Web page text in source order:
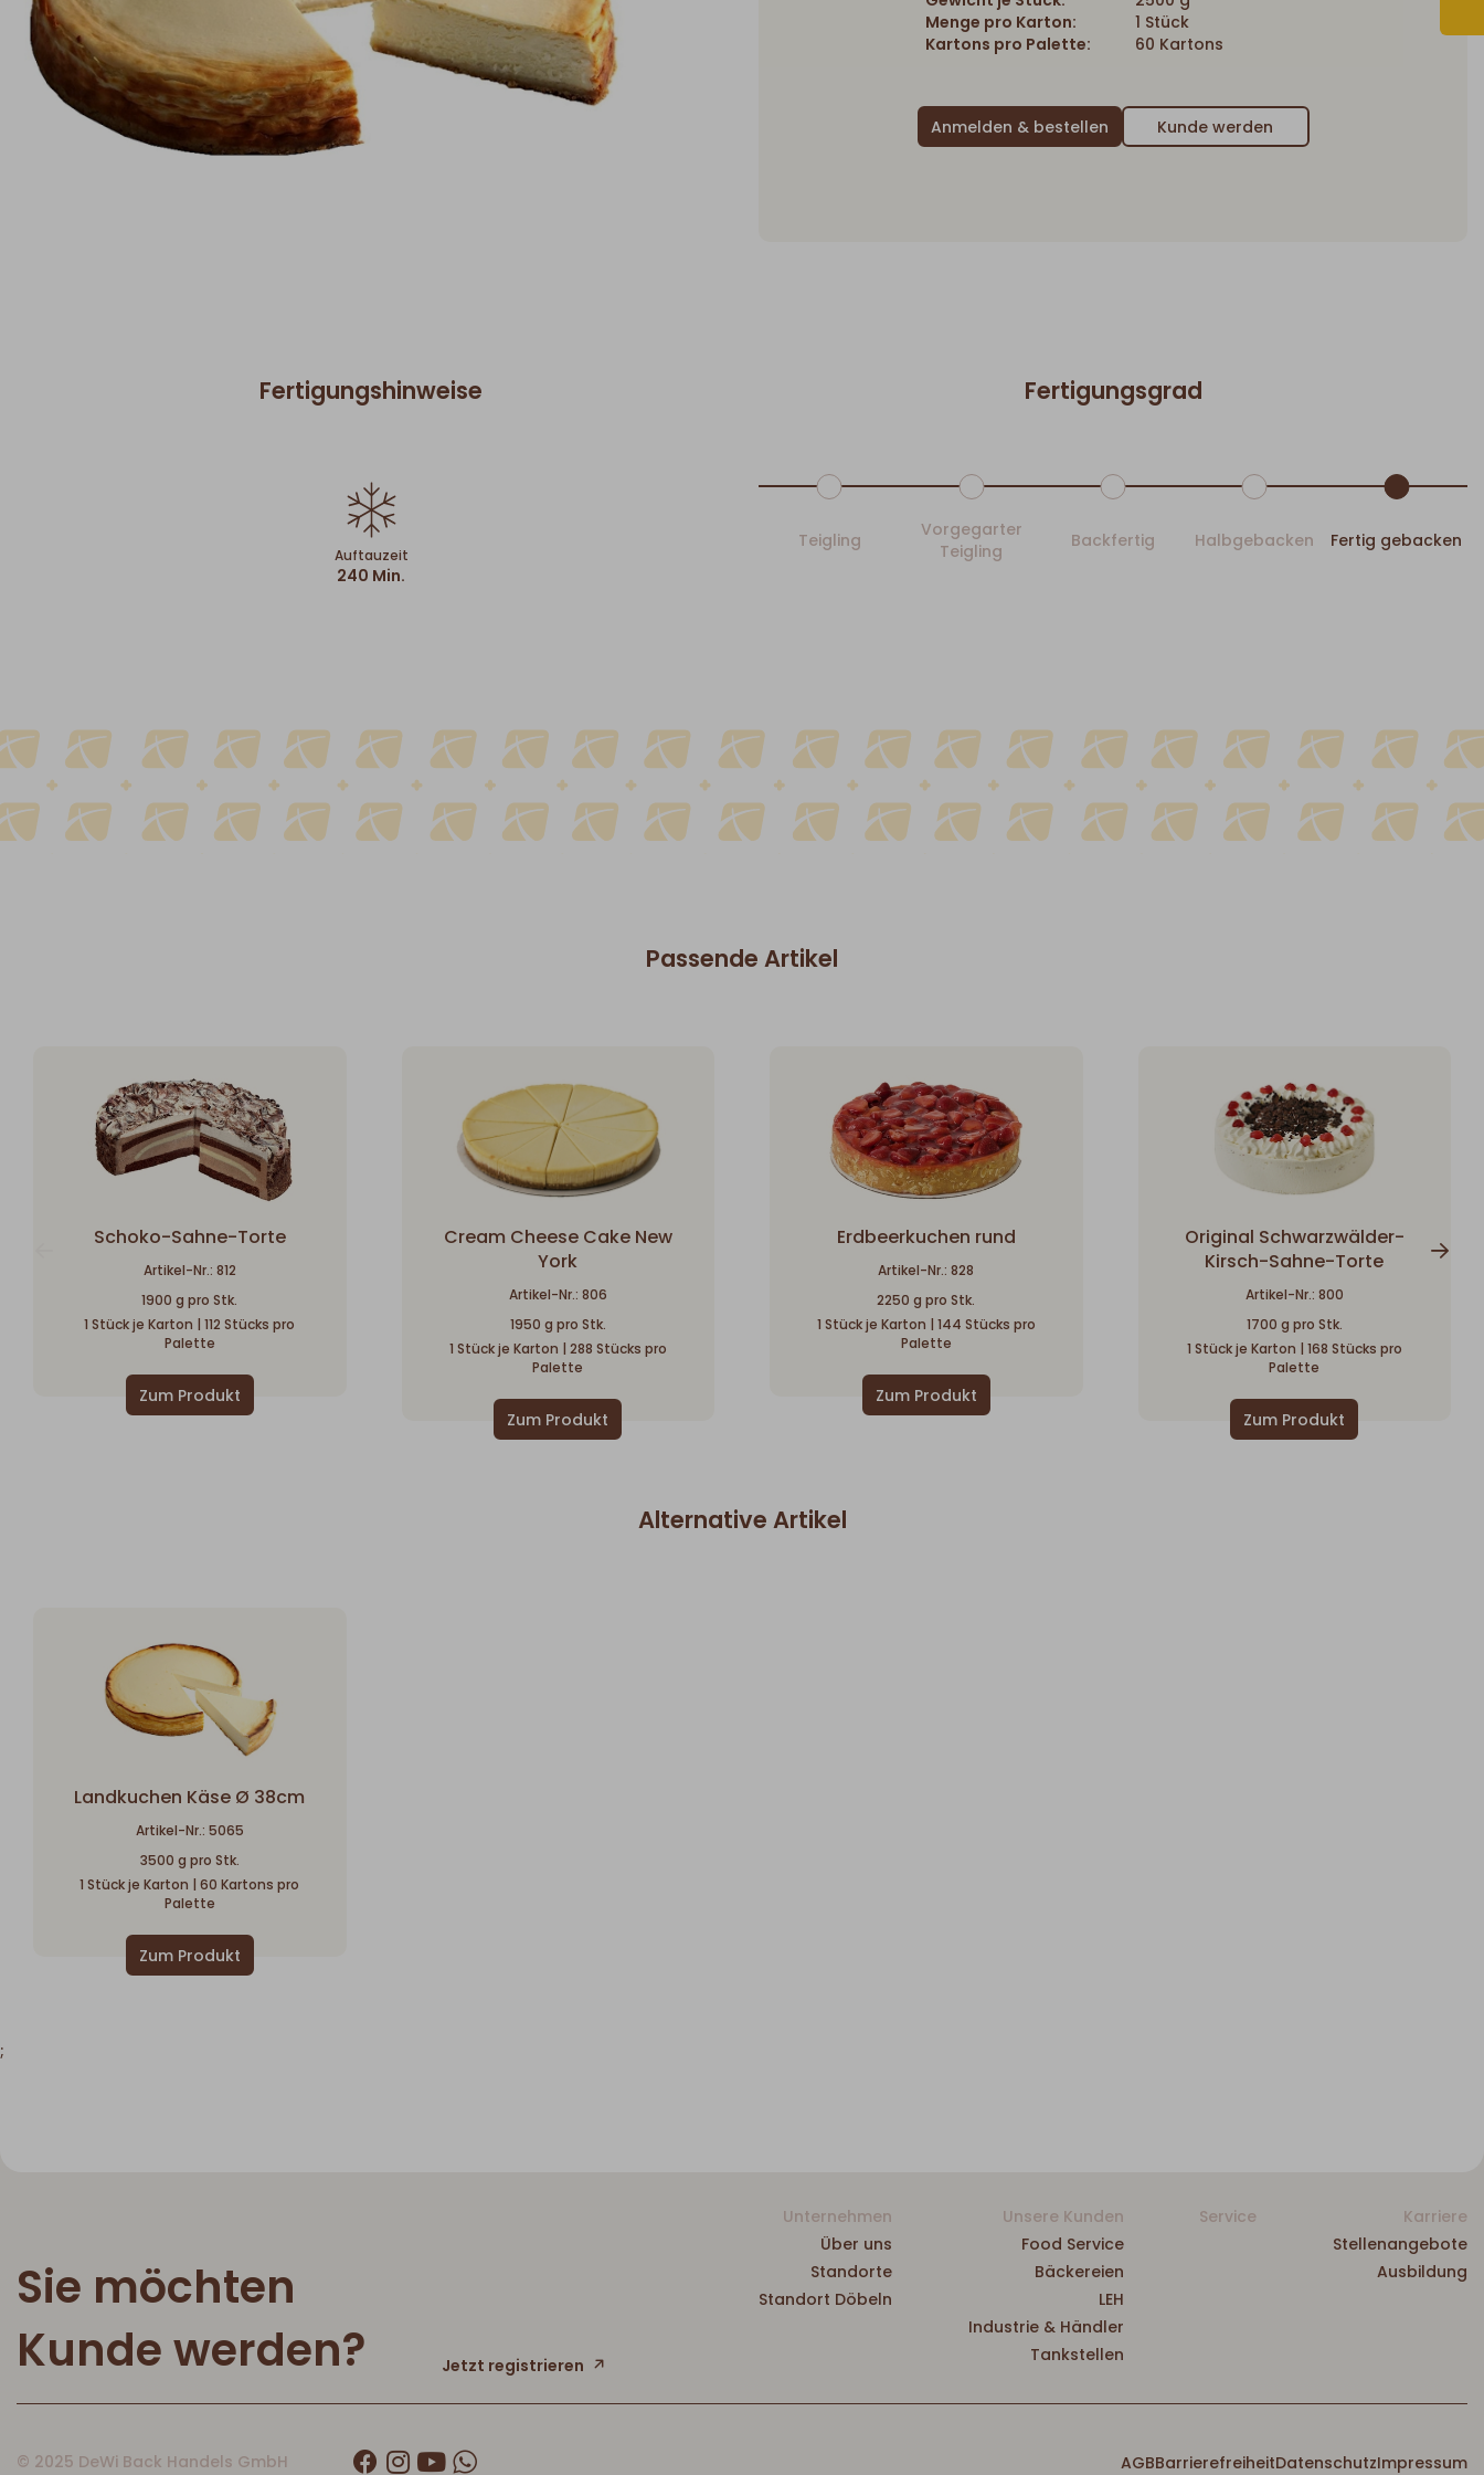
Menge pro Karton:
1 Stück
Kartons pro Palette:
60 Kartons
Kunde werden
Fertigungshinweise
Auftauzeit
240 Min.
Fertigungsgrad
Teigling
Vorgegarter
Teigling
Backfertig Halbgebacken Fertig gebacken
Passende Artikel
Schoko-Sahne-Torte
Artikel-Nr.: 812
1900 g pro Stk.
1 Stück je Karton | 112 Stücks pro
Palette
Cream Cheese Cake New
York
Artikel-Nr.: 806
1950 g pro Stk.
1 Stück je Karton | 288 Stücks pro
Palette
Erdbeerkuchen rund
Artikel-Nr.: 828
2250 g pro Stk.
1 Stück je Karton | 144 Stücks pro
Palette
Original Schwarzwälder-
Kirsch-Sahne-Torte
Artikel-Nr.: 800
1700 g pro Stk.
1 Stück je Karton | 168 Stücks pro
Palette
Alternative Artikel
Landkuchen Käse Ø 38cm
Artikel-Nr.: 5065
3500 g pro Stk.
1 Stück je Karton | 60 Kartons pro
Palette
;
Sie möchten
Kunde werden?
Jetzt registrieren
Unternehmen
Über uns
Standorte
Standort Döbeln
Unsere Kunden
Food Service
Bäckereien
LEH
Industrie & Händler
Tankstellen
Service
Karriere
Stellenangebote
Ausbildung
AGBBarrierefreiheitDatenschutzImpressum
© 2025 DeWi Back Handels GmbH